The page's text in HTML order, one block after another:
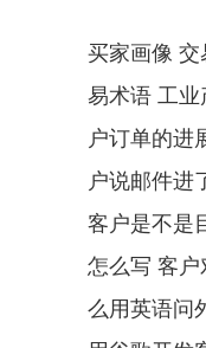
买家画像
易术语 工
户订单的进
户说邮件进
客户是不是
怎么写 客
么用英语问